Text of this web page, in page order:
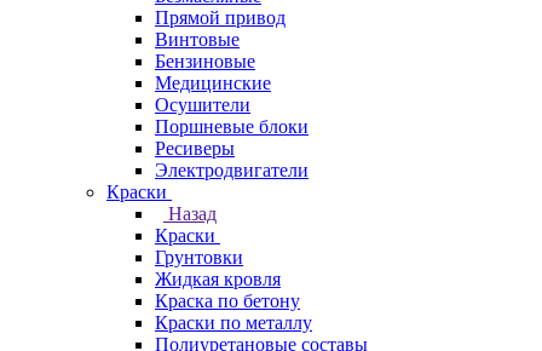
Прямой привод
Винтовые
Бензиновые
Медицинские
Осушители
Поршневые блоки
Ресиверы
Электродвигатели
Краски
Назад
Краски
Грунтовки
Жидкая кровля
Краска по бетону
Краски по металлу
Полиуретановые составы